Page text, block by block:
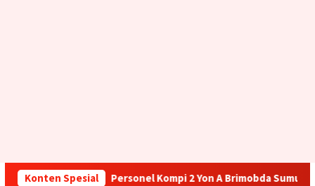
Konten SpesialPersonel Kompi 2 Yon A Brimobda Sumut